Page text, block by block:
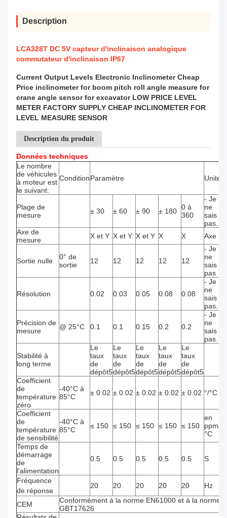
Description
LCA328T DC 5V capteur d'inclinaison analogique
commutateur d'inclinaison IP67
Current Output Levels Electronic Inclinometer Cheap
Price inclinometer for boom pitch roll angle measure for
crane angle sensor for excavator LOW PRICE LEVEL
METER FACTORY SUPPLY CHEAP INCLINOMETER FOR
LEVEL MEASURE SENSOR
Description du produit
Données techniques
Le nombre
de véhicules
à moteur est
le suivant:
ConditionParamètre Unité
Plage de
mesure
± 30 ± 60 ± 90 ± 180 0 à
360
- Je
ne
sais
pas.
Axe de
mesure
X et Y X et Y X et Y X X Axe
Sortie nulle
0° de
sortie
12 12 12 12 12
- Je
ne
sais
pas
Résolution 0.02 0.03 0.05 0.08 0.08
- Je
ne
sais
pas.
Précision de
mesure
@ 25°C 0.1 0.1 0.15 0.2 0.2
- Je
ne
sais
pas.
Stabilité à
long terme
Le
taux
de
dépôt5
Le
taux
de
dépôt5
Le
taux
de
dépôt5
Le
taux
de
dépôt5
Le
taux
de
dépôt5
Coefficient
de
température
zéro
-40°C à
85°C
± 0.02 ± 0.02 ± 0.02 ± 0.02 ± 0.02 °/°C
Coefficient
de
température
de sensibilité
-40°C à
85°C
≤ 150 ≤ 150 ≤ 150 ≤ 150 ≤ 150
en
ppm/
°C
Temps de
démarrage
de
l'alimentation
0.5 0.5 0.5 0.5 0.5 S
Fréquence
de réponse
20 20 20 20 20 Hz
CEM
Conformément à la norme EN61000 et à la norme
GBT17626